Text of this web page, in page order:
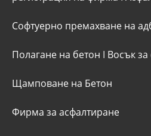
Софтуерно премахване на
Полагане на бетон I Восък
Щамповане на Бетон
Фирма за асфалтиране